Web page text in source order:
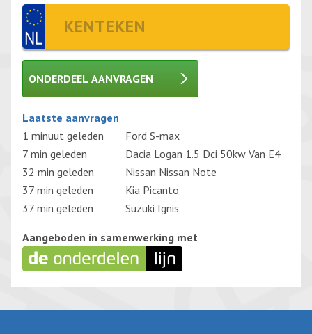
ONDERDEEL AANVRAGEN
Gelieve dit veld leeg te laten.
Laatste aanvragen
1 minuut geleden
Ford S-max
7 min geleden
Dacia Logan 1.5 Dci 50kw Van E4
32 min geleden
Nissan Nissan Note
37 min geleden
Kia Picanto
37 min geleden
Suzuki Ignis
Aangeboden in samenwerking met